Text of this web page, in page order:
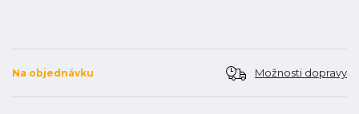
Na objednávku Možnosti dopravy